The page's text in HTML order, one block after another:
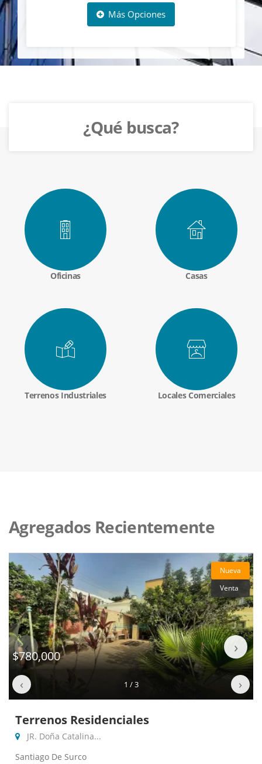
Más Opciones
¿Qué busca?
Oficinas Casas
Terrenos Industriales Locales Comerciales
Agregados Recientemente
Nueva
Venta
$780,000
‹
1 / 3 ›
Terrenos Residenciales
JR. Doña Catalina...
Santiago De Surco
‹ ›